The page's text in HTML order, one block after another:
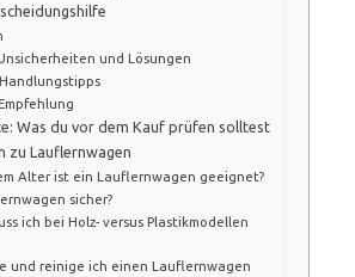
und Lösungen
Was du vor dem Kauf prüfen solltest
zu Lauflernwagen
Alter ist ein Lauflernwagen geeignet?
sicher?
ich bei Holz- versus Plastikmodellen
und reinige ich einen Lauflernwagen